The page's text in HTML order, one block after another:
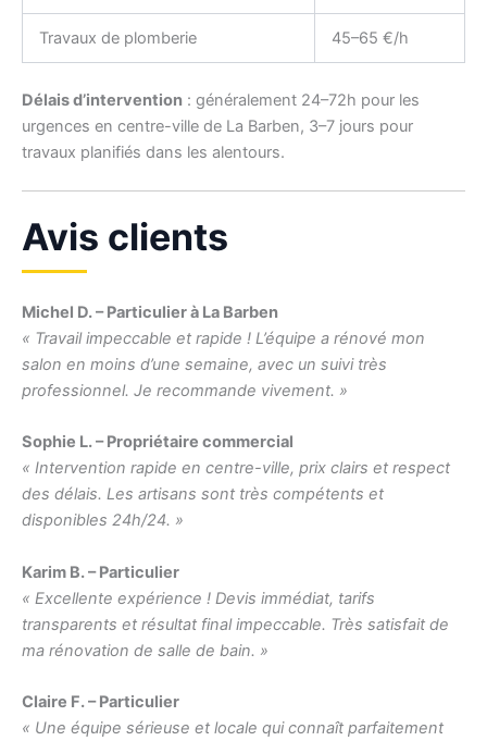
Travaux de plomberie 45–65 €/h
Délais d’intervention : généralement 24–72h pour les
urgences en centre-ville de La Barben, 3–7 jours pour
travaux planifiés dans les alentours.
Avis clients
Michel D. – Particulier à La Barben
« Travail impeccable et rapide ! L’équipe a rénové mon
salon en moins d’une semaine, avec un suivi très
professionnel. Je recommande vivement. »
Sophie L. – Propriétaire commercial
« Intervention rapide en centre-ville, prix clairs et respect
des délais. Les artisans sont très compétents et
disponibles 24h/24. »
Karim B. – Particulier
« Excellente expérience ! Devis immédiat, tarifs
transparents et résultat final impeccable. Très satisfait de
ma rénovation de salle de bain. »
Claire F. – Particulier
« Une équipe sérieuse et locale qui connaît parfaitement